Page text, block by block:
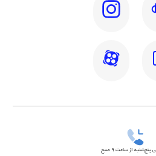
پنج‌شنبه از ساعت 9 صبح